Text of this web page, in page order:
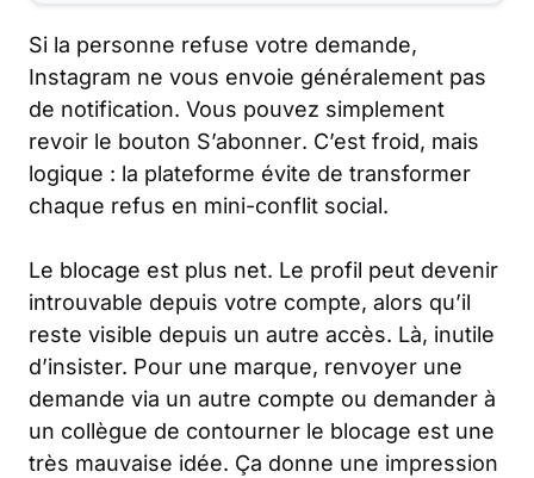
Si la personne refuse votre demande,
Instagram ne vous envoie généralement pas
de notification. Vous pouvez simplement
revoir le bouton S’abonner. C’est froid, mais
logique : la plateforme évite de transformer
chaque refus en mini-conflit social.
Le blocage est plus net. Le profil peut devenir
introuvable depuis votre compte, alors qu’il
reste visible depuis un autre accès. Là, inutile
d’insister. Pour une marque, renvoyer une
demande via un autre compte ou demander à
un collègue de contourner le blocage est une
très mauvaise idée. Ça donne une impression